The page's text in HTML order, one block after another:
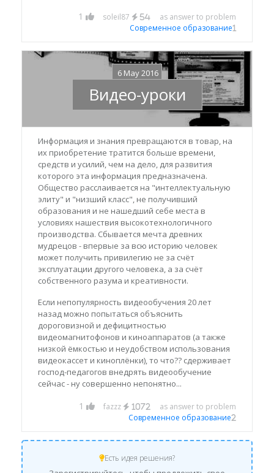
1 soleil87 54
as answer to problem
Современное образование1
6 May 2016
Видео-уроки
Информация и знания превращаются в товар, на
их приобретение тратится больше времени,
средств и усилий, чем на дело, для развития
которого эта информация предназначена.
Общество расслаивается на "интеллектуальную
элиту" и "низший класс", не получивший
образования и не нашедший себе места в
условиях нашествия высокотехнологичного
производства. Сбывается мечта древних
мудрецов - впервые за всю историю человек
может получить привилегию не за счёт
эксплуатации другого человека, а за счёт
собственного разума и креативности.
Если непопулярность видеообучения 20 лет
назад можно попытаться объяснить
дороговизной и дефицитностью
видеомагнитофонов и киноаппаратов (а также
низкой ёмкостью и неудобством использования
видеокассет и киноплёнки), то что?? сдерживает
господ-педагогов внедрять видеообучение
сейчас - ну совершенно непонятно...
1 fazzz 1072
as answer to problem
Современное образование2
Есть идея решения?